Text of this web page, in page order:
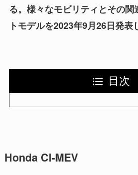
る。様々なモビリティとその
トモデルを2023年9月26日発表
目次
Honda CI-MEV